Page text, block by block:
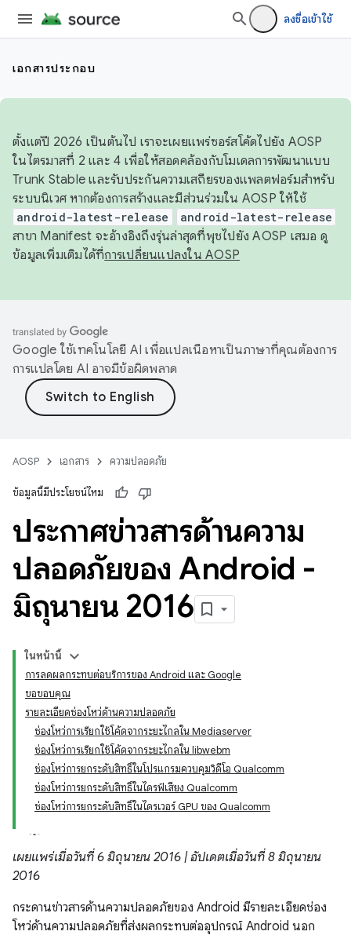
ลงชื่อเข้าใช้
เอกสารประกอบ
ตั้งแต่ปี 2026 เป็นต้นไป เราจะเผยแพร่ซอร์สโค้ดไปยัง AOSP
ในไตรมาสที่ 2 และ 4 เพื่อให้สอดคล้องกับโมเดลการพัฒนาแบบ
Trunk Stable และรับประกันความเสถียรของแพลตฟอร์มสำหรับ
ระบบนิเวศ หากต้องการสร้างและมีส่วนร่วมใน AOSP ให้ใช้
android-latest-release android-latest-release
สาขา Manifest จะอ้างอิงถึงรุ่นล่าสุดที่พุชไปยัง AOSP เสมอ ดู
ข้อมูลเพิ่มเติมได้ที่การเปลี่ยนแปลงใน AOSP
Google ใช้เทคโนโลยี AI เพื่อแปลเนื้อหาเป็นภาษาที่คุณต้องการ
การแปลโดย AI อาจมีข้อผิดพลาด
AOSP เอกสาร ความปลอดภัย
ข้อมูลนี้มีประโยชน์ไหม
ประกาศข่าวสารด้านความ
ปลอดภัยของ Android -
มิถุนายน 2016
ในหน้านี้
การลดผลกระทบต่อบริการของ Android และ Google
ขอขอบคุณ
รายละเอียดช่องโหว่ด้านความปลอดภัย
ช่องโหว่การเรียกใช้โค้ดจากระยะไกลใน Mediaserver
ช่องโหว่การเรียกใช้โค้ดจากระยะไกลใน libwebm
ช่องโหว่การยกระดับสิทธิ์ในโปรแกรมควบคุมวิดีโอ Qualcomm
ช่องโหว่การยกระดับสิทธิ์ในไดรฟ์เสียง Qualcomm
ช่องโหว่การยกระดับสิทธิ์ในไดรเวอร์ GPU ของ Qualcomm
เผยแพร่เมื่อวันที่ 6 มิถุนายน 2016 | อัปเดตเมื่อวันที่ 8 มิถุนายน
2016
กระดานข่าวสารด้านความปลอดภัยของ Android มีรายละเอียดช่อง
โหว่ด้านความปลอดภัยที่ส่งผลกระทบต่ออุปกรณ์ Android นอก